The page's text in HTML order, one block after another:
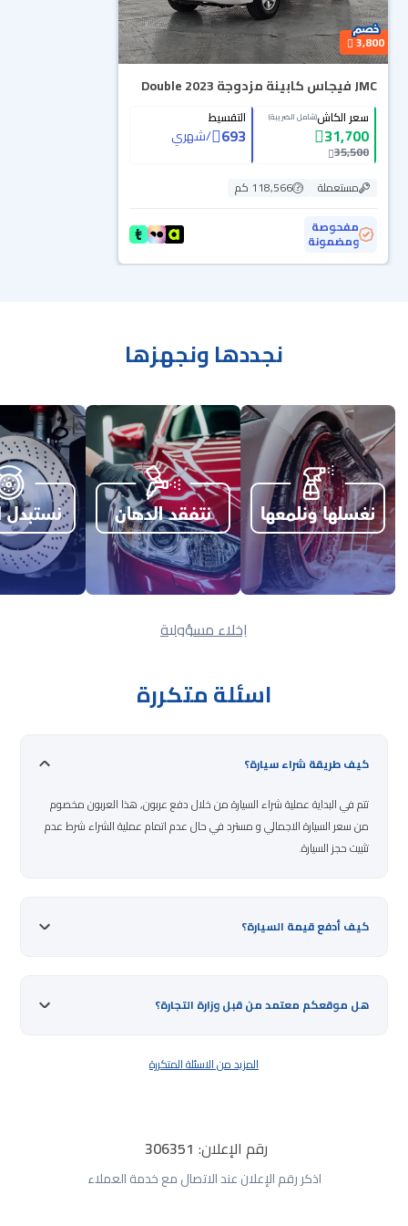
3,800
JMC فيجاس كابينة مزدوجة 2023 Double
سعر الكاش(شامل الضريبة)
31,700
35,500
التقسيط
693
/شهري
مستعملة
118,566 كم
مفحوصة
ومضمونة
نجددها ونجهزها
إخلاء مسؤولية
اسئلة متكررة
كيف طريقة شراء سيارة؟
تتم في البداية عملية شراء السيارة من خلال دفع عربون, هذا العربون مخصوم
من سعر السيارة الاجمالي و مسترد في حال عدم اتمام عملية الشراء شرط عدم
تثبيت حجز السيارة.
كيف أدفع قيمة السيارة؟
هل موقعكم معتمد من قبل وزارة التجارة؟
المزيد من الاسئلة المتكررة
رقم الإعلان: 306351
اذكر رقم الإعلان عند الاتصال مع خدمة العملاء